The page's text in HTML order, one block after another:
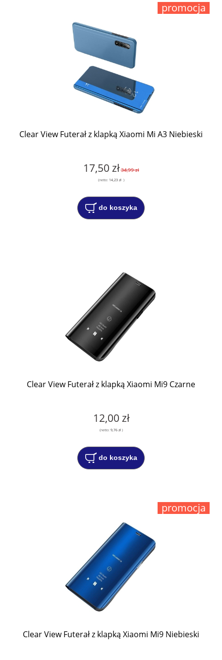
Clear View Futerał z klapką Xiaomi Mi A3 Niebieski
17,50 zł 34,99 zł
(netto: 14,23 zł )
do koszyka
promocja
Clear View Futerał z klapką Xiaomi Mi9 Czarne
12,00 zł
(netto: 9,76 zł)
do koszyka
Clear View Futerał z klapką Xiaomi Mi9 Niebieski
promocja